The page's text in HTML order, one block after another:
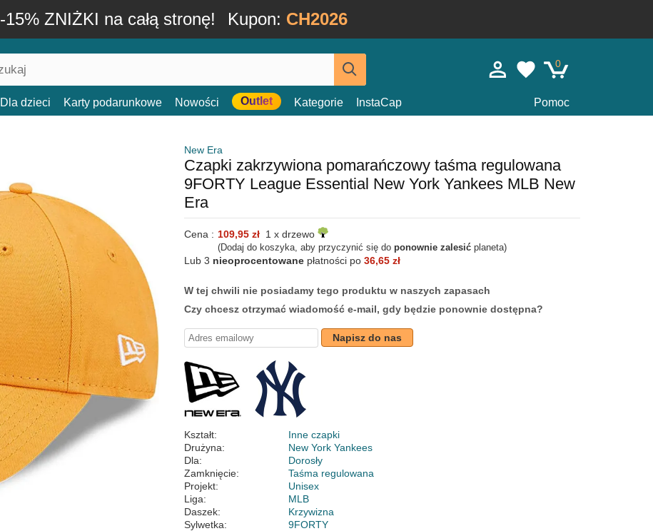
-15% ZNIŻKI na całą stronę! Kupon: CH2026
0
Dla dzieci Karty podarunkowe Nowości Outlet Kategorie InstaCap Pomoc
New Era
Czapki zakrzywiona pomarańczowy taśma regulowana
9FORTY League Essential New York Yankees MLB New
Era
Cena : 109,95 zł 1 x drzewo
(Dodaj do koszyka, aby przyczynić się do ponownie zalesić planeta)
Lub 3 nieoprocentowane płatności po 36,65 zł
W tej chwili nie posiadamy tego produktu w naszych zapasach
Czy chcesz otrzymać wiadomość e-mail, gdy będzie ponownie dostępna?
Napisz do nas
Kształt:
Inne czapki
Drużyna:
New York Yankees
Dla:
Dorosły
Zamknięcie:
Taśma regulowana
Projekt:
Unisex
Liga:
MLB
Daszek:
Krzywizna
Sylwetka:
9FORTY